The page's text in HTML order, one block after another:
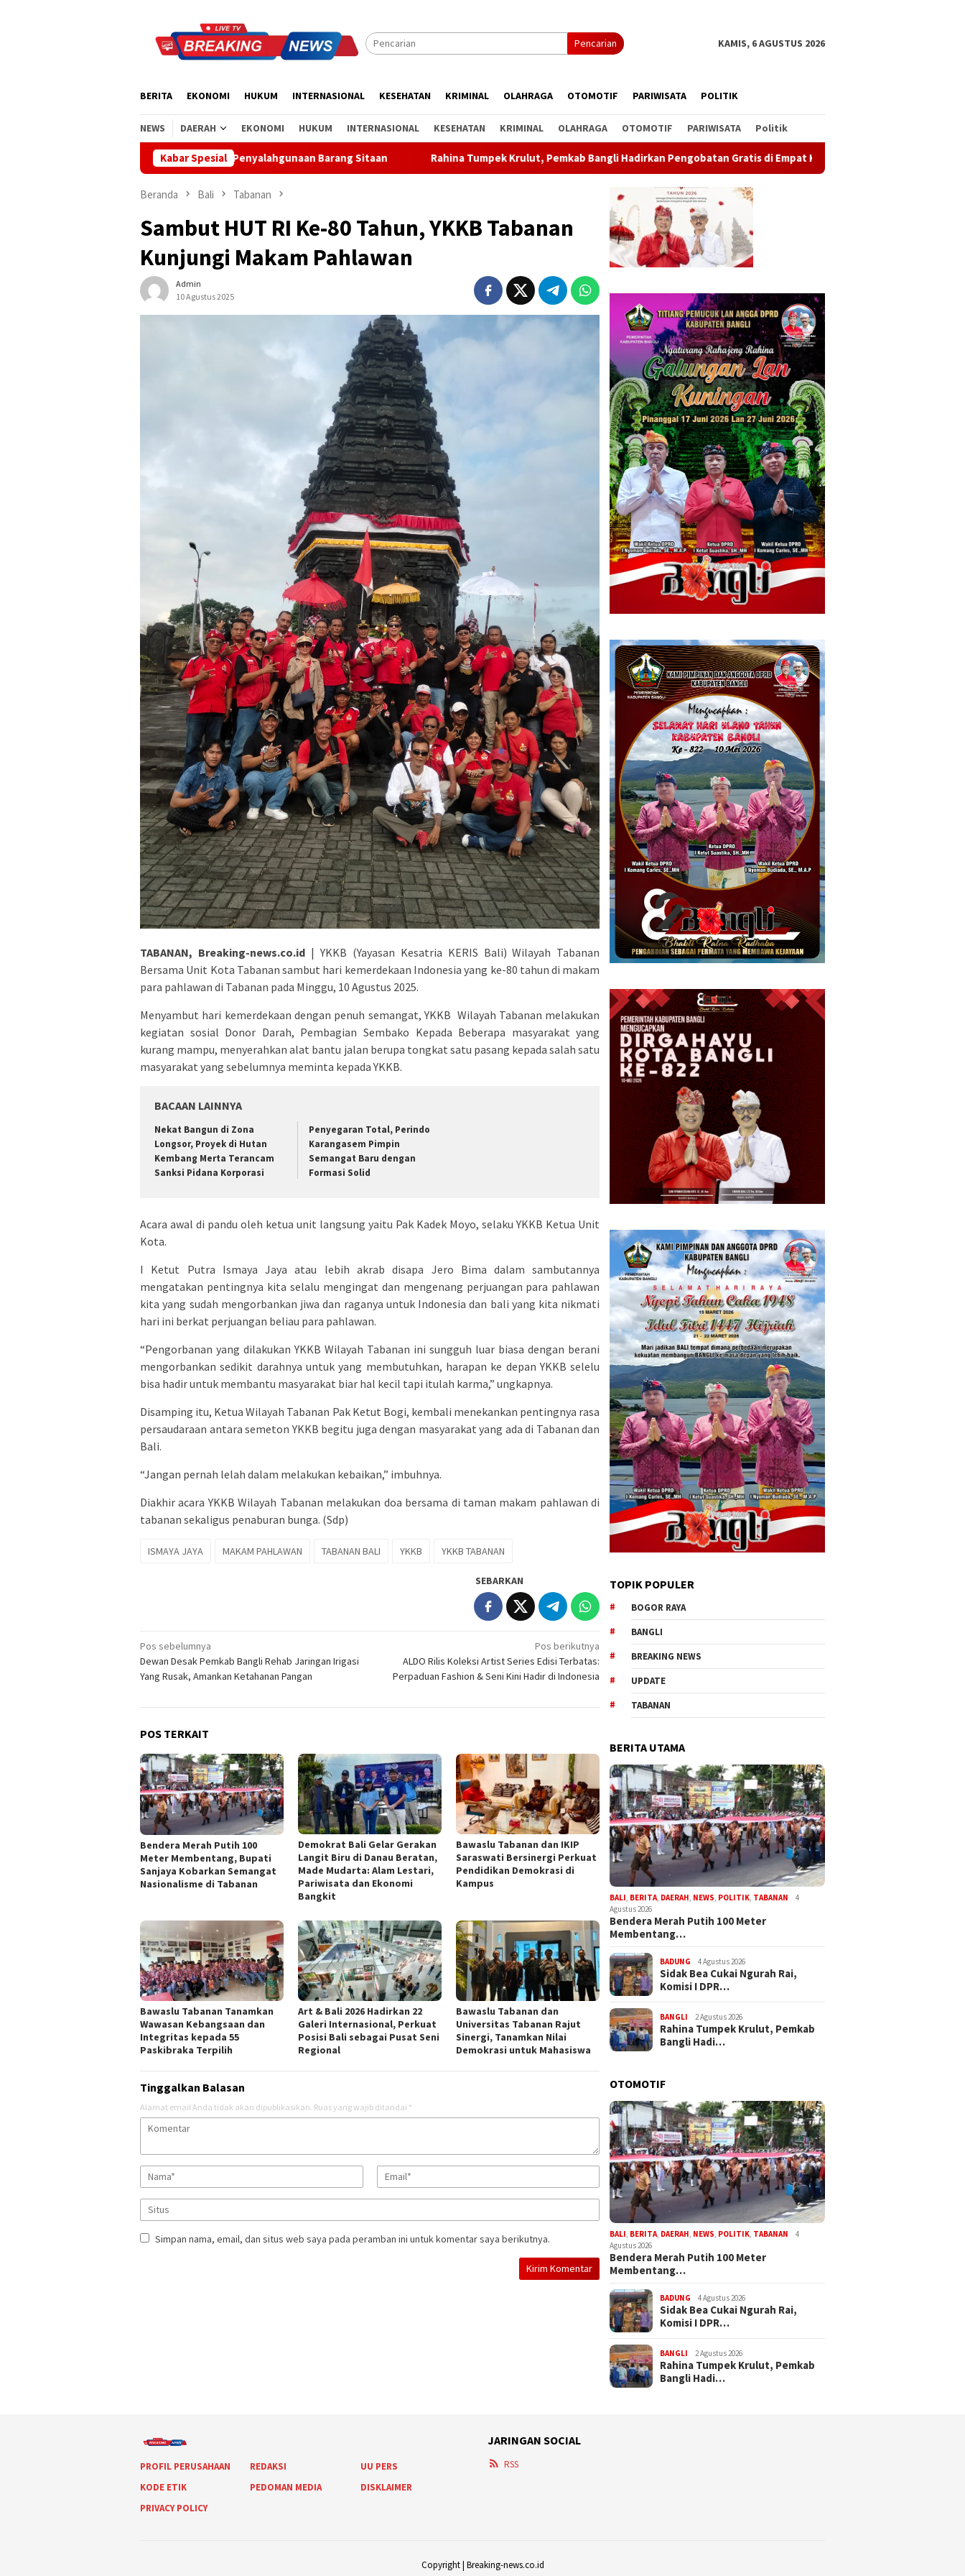
Pencarian KAMIS, 6 AGUSTUS 2026
BERITA EKONOMI HUKUM INTERNASIONAL KESEHATAN KRIMINAL OLAHRAGA OTOMOTIF PARIWISATA POLITIK
NEWS DAERAH EKONOMI HUKUM INTERNASIONAL KESEHATAN KRIMINAL OLAHRAGA OTOMOTIF PARIWISATA Politik
Kabar Spesial
Tak Ada Indikasi Penyalahgunaan Barang Sitaan Rahina Tumpek Krulut, Pemkab Bangli Hadirkan Pengobatan Gratis di Empat Kecamatan Wujudkan Pelayanan Kesehatan Berlandaskan
Beranda Bali Tabanan
Sambut HUT RI Ke-80 Tahun, YKKB Tabanan
Kunjungi Makam Pahlawan
Admin
10 Agustus 2025
TABANAN, Breaking-news.co.id| YKKB (Yayasan Kesatria KERIS Bali) Wilayah Tabanan
Bersama Unit Kota Tabanan sambut hari kemerdekaan Indonesia yang ke-80 tahun di makam
para pahlawan di Tabanan pada Minggu, 10 Agustus 2025.
Menyambut hari kemerdekaan dengan penuh semangat, YKKB Wilayah Tabanan melakukan
kegiatan sosial Donor Darah, Pembagian Sembako Kepada Beberapa masyarakat yang
kurang mampu, menyerahkan alat bantu jalan berupa tongkat satu pasang kepada salah satu
masyarakat yang sebelumnya meminta kepada YKKB.
BACAAN LAINNYA
Nekat Bangun di Zona
Longsor, Proyek di Hutan
Kembang Merta Terancam
Sanksi Pidana Korporasi
Penyegaran Total, Perindo
Karangasem Pimpin
Semangat Baru dengan
Formasi Solid
Acara awal di pandu oleh ketua unit langsung yaitu Pak Kadek Moyo, selaku YKKB Ketua Unit
Kota.
I Ketut Putra Ismaya Jaya atau lebih akrab disapa Jero Bima dalam sambutannya
mengatakan pentingnya kita selalu mengingat dan mengenang perjuangan para pahlawan
kita yang sudah mengorbankan jiwa dan raganya untuk Indonesia dan bali yang kita nikmati
hari ini berkat perjuangan beliau para pahlawan.
“Pengorbanan yang dilakukan YKKB Wilayah Tabanan ini sungguh luar biasa dengan berani
mengorbankan sedikit darahnya untuk yang membutuhkan, harapan ke depan YKKB selelu
bisa hadir untuk membantu masyarakat biar hal kecil tapi itulah karma,” ungkapnya.
Disamping itu, Ketua Wilayah Tabanan Pak Ketut Bogi, kembali menekankan pentingnya rasa
persaudaraan antara semeton YKKB begitu juga dengan masyarakat yang ada di Tabanan dan
Bali.
“Jangan pernah lelah dalam melakukan kebaikan,” imbuhnya.
Diakhir acara YKKB Wilayah Tabanan melakukan doa bersama di taman makam pahlawan di
tabanan sekaligus penaburan bunga. (Sdp)
ISMAYA JAYA MAKAM PAHLAWAN TABANAN BALI YKKB YKKB TABANAN
SEBARKAN
Navigasi
pos
Pos sebelumnya
Dewan Desak Pemkab Bangli Rehab Jaringan Irigasi
Yang Rusak, Amankan Ketahanan Pangan
Pos berikutnya
ALDO Rilis Koleksi Artist Series Edisi Terbatas:
Perpaduan Fashion & Seni Kini Hadir di Indonesia
POS TERKAIT
Bendera Merah Putih 100
Meter Membentang, Bupati
Sanjaya Kobarkan Semangat
Nasionalisme di Tabanan
Demokrat Bali Gelar Gerakan
Langit Biru di Danau Beratan,
Made Mudarta: Alam Lestari,
Pariwisata dan Ekonomi
Bangkit
Bawaslu Tabanan dan IKIP
Saraswati Bersinergi Perkuat
Pendidikan Demokrasi di
Kampus
Bawaslu Tabanan Tanamkan
Wawasan Kebangsaan dan
Integritas kepada 55
Paskibraka Terpilih
Art & Bali 2026 Hadirkan 22
Galeri Internasional, Perkuat
Posisi Bali sebagai Pusat Seni
Regional
Bawaslu Tabanan dan
Universitas Tabanan Rajut
Sinergi, Tanamkan Nilai
Demokrasi untuk Mahasiswa
Tinggalkan Balasan
Alamat email Anda tidak akan dipublikasikan. Ruas yang wajib ditandai *
Simpan nama, email, dan situs web saya pada peramban ini untuk komentar saya berikutnya.
TOPIK POPULER
BOGOR RAYA
BANGLI
BREAKING NEWS
UPDATE
TABANAN
BERITA UTAMA
BALI, BERITA, DAERAH, NEWS, POLITIK, TABANAN
4
Agustus 2026
Bendera Merah Putih 100 Meter
Membentang…
BADUNG 4 Agustus 2026
Sidak Bea Cukai Ngurah Rai,
Komisi I DPR…
BANGLI 2 Agustus 2026
Rahina Tumpek Krulut, Pemkab
Bangli Hadi…
OTOMOTIF
BALI, BERITA, DAERAH, NEWS, POLITIK, TABANAN
4
Agustus 2026
Bendera Merah Putih 100 Meter
Membentang…
BADUNG 4 Agustus 2026
Sidak Bea Cukai Ngurah Rai,
Komisi I DPR…
BANGLI 2 Agustus 2026
Rahina Tumpek Krulut, Pemkab
Bangli Hadi…
PROFIL PERUSAHAAN REDAKSI
UU PERS
KODE ETIK
PEDOMAN MEDIA
DISKLAIMER
PRIVACY POLICY
JARINGAN SOCIAL
RSS
Copyright | Breaking-news.co.id